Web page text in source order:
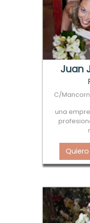
Juan
C/
una